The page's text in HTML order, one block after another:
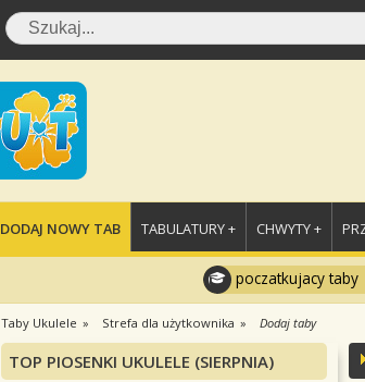
DODAJ NOWY TAB TABULATURY + CHWYTY +
poczatkujacy taby
Taby Ukulele Strefa dla użytkownika Dodaj taby
TOP PIOSENKI UKULELE (SIERPNIA)